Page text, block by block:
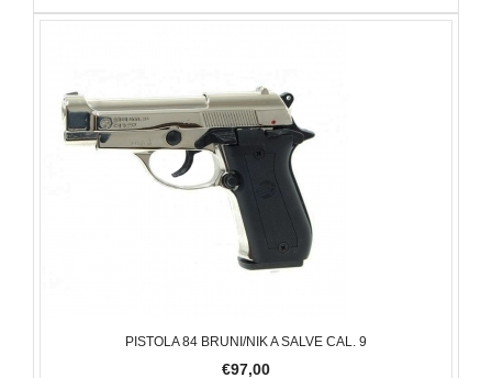
PISTOLA 84 BRUNI/NIK A SALVE CAL. 9
€97,00